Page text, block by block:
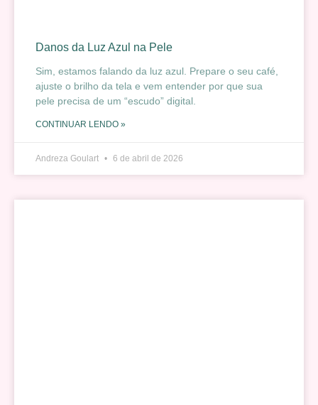
Danos da Luz Azul na Pele
Sim, estamos falando da luz azul. Prepare o seu café,
ajuste o brilho da tela e vem entender por que sua
pele precisa de um “escudo” digital.
CONTINUAR LENDO »
Andreza Goulart 6 de abril de 2026